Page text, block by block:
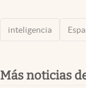
inteligencia
Más noticias